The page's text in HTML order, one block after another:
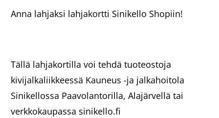
Anna lahjaksi lahjakortti Sinikello Shopiin!
Tällä lahjakortilla voi tehdä tuoteostoja
kivijalkaliikkeessä Kauneus -ja jalkahoitola
Sinikellossa Paavolantorilla, Alajärvellä tai
verkkokaupassa sinikello.fi